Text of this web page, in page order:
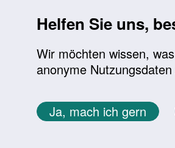
Helfen Sie uns,
Wir möchten wissen,
anonyme
Ja, mach ich gern
Sie befinden sich hier:
Startseite Aktuelles